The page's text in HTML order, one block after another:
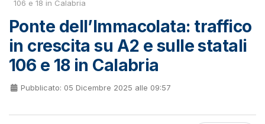
106 e 18 in Calabria
Ponte dell’Immacolata: traffico
in crescita su A2 e sulle statali
106 e 18 in Calabria
Pubblicato: 05 Dicembre 2025 alle 09:57